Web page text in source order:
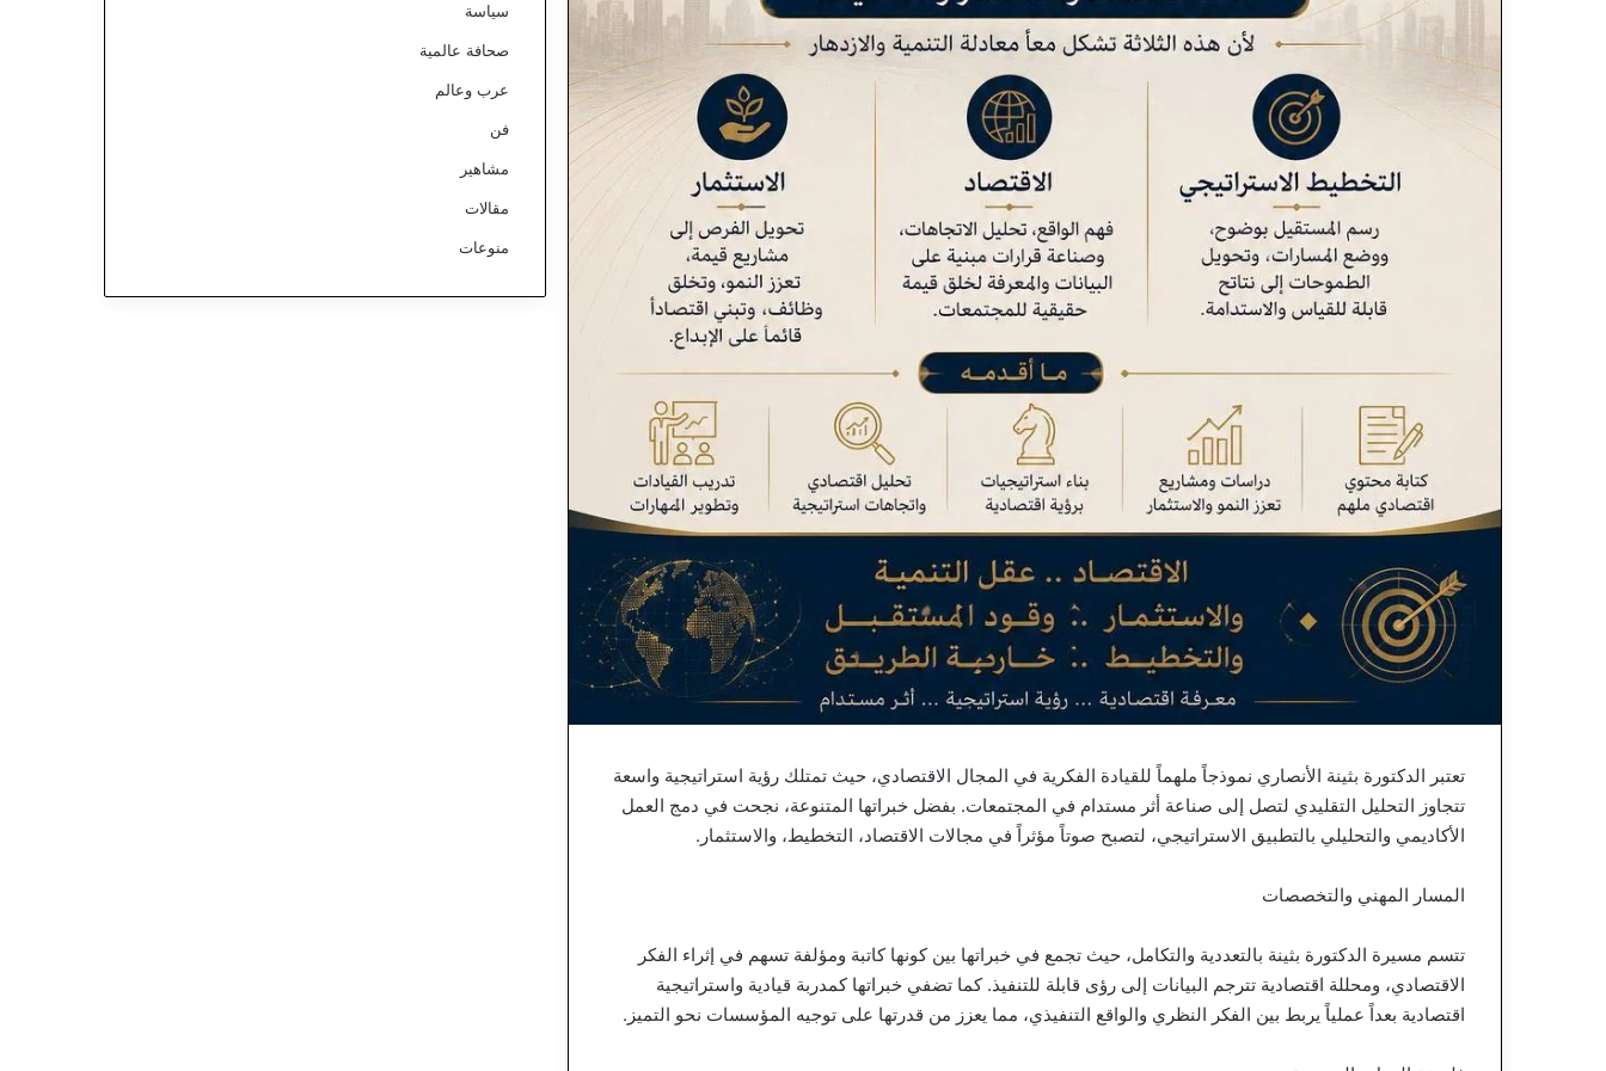
تعتبر الدكتورة بثينة الأنصاري نموذجاً ملهماً للقيادة الفكرية في المجال الاقتصادي، حيث تمتلك رؤية استراتيجية واسعة
تتجاوز التحليل التقليدي لتصل إلى صناعة أثر مستدام في المجتمعات. بفضل خبراتها المتنوعة، نجحت في دمج العمل
الأكاديمي والتحليلي بالتطبيق الاستراتيجي، لتصبح صوتاً مؤثراً في مجالات الاقتصاد، التخطيط، والاستثمار.
المسار المهني والتخصصات
تتسم مسيرة الدكتورة بثينة بالتعددية والتكامل، حيث تجمع في خبراتها بين كونها كاتبة ومؤلفة تسهم في إثراء الفكر
الاقتصادي، ومحللة اقتصادية تترجم البيانات إلى رؤى قابلة للتنفيذ. كما تضفي خبراتها كمدربة قيادية واستراتيجية
اقتصادية بعداً عملياً يربط بين الفكر النظري والواقع التنفيذي، مما يعزز من قدرتها على توجيه المؤسسات نحو التميز.
سياسة
صحافة عالمية
عرب وعالم
فن
مشاهير
مقالات
منوعات